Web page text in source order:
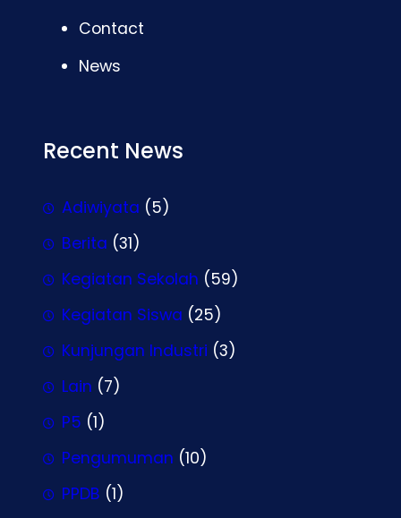
Contact
News
Recent News
Adiwiyata (5)
Berita (31)
Kegiatan Sekolah (59)
Kegiatan Siswa (25)
Kunjungan Industri (3)
Lain (7)
P5 (1)
Pengumuman (10)
PPDB (1)